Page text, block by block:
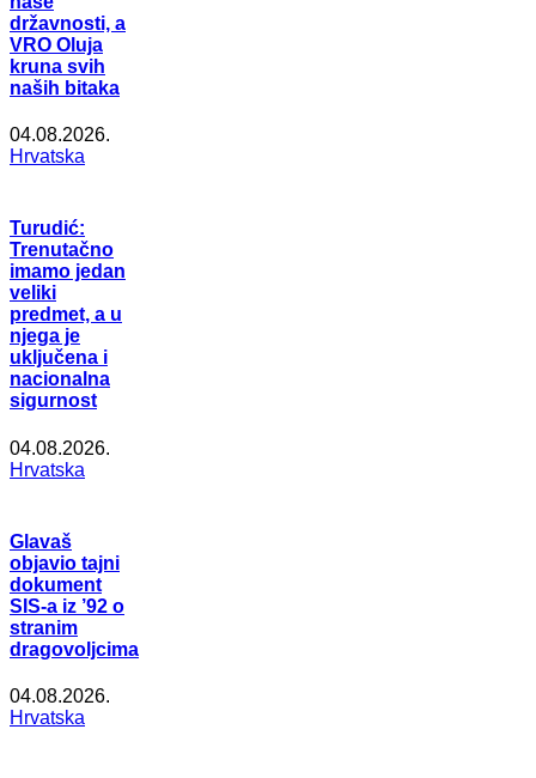
državnosti, a
VRO Oluja
kruna svih
naših bitaka
04.08.2026.
Hrvatska
Turudić:
Trenutačno
imamo jedan
veliki
predmet, a u
njega je
uključena i
nacionalna
sigurnost
04.08.2026.
Hrvatska
Glavaš
objavio tajni
dokument
SIS-a iz ’92 o
stranim
dragovoljcima
04.08.2026.
Hrvatska